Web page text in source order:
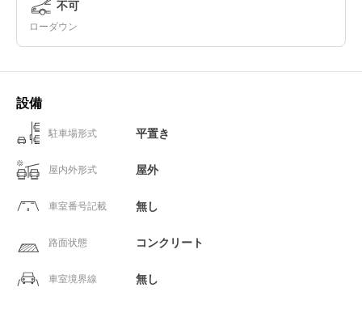
ローダウン
不可
設備
駐車場形式 平置き
屋内外形式 屋外
車室番号記載 無し
路面状態 コンクリート
車室境界線 無し